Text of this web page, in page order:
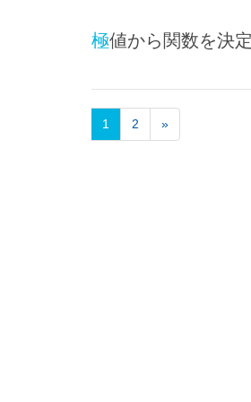
極値から関数を決
1 2 »